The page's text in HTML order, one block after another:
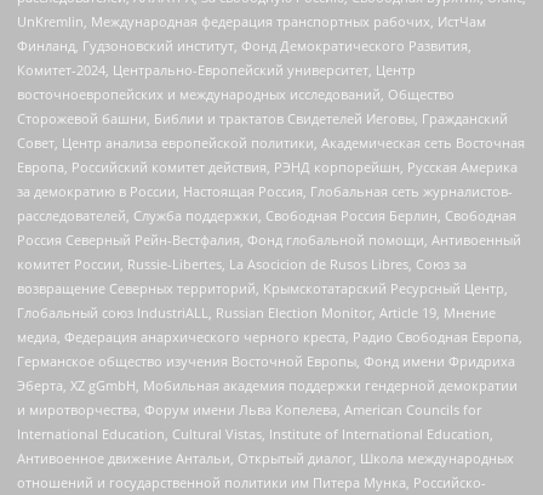
UnKremlin, Международная федерация транспортных рабочих, ИстЧам
Финланд, Гудзоновский институт, Фонд Демократического Развития,
Комитет-2024, Центрально-Европейский университет, Центр
восточноевропейских и международных исследований, Общество
Сторожевой башни, Библии и трактатов Свидетелей Иеговы, Гражданский
Совет, Центр анализа европейской политики, Академическая сеть Восточная
Европа, Российский комитет действия, РЭНД корпорейшн, Русская Америка
за демократию в России, Настоящая Россия, Глобальная сеть журналистов-
расследователей, Служба поддержки, Свободная Россия Берлин, Свободная
Россия Северный Рейн-Вестфалия, Фонд глобальной помощи, Антивоенный
комитет России, Russie-Libertes, La Asocicion de Rusos Libres, Союз за
возвращение Северных территорий, Крымскотатарский Ресурсный Центр,
Глобальный союз IndustriALL, Russian Election Monitor, Article 19, Мнение
медиа, Федерация анархического черного креста, Радио Свободная Европа,
Германское общество изучения Восточной Европы, Фонд имени Фридриха
Эберта, XZ gGmbH, Мобильная академия поддержки гендерной демократии
и миротворчества, Форум имени Льва Копелева, American Councils for
International Education, Cultural Vistas, Institute of International Education,
Антивоенное движение Антальи, Открытый диалог, Школа международных
отношений и государственной политики им Питера Мунка, Российско-